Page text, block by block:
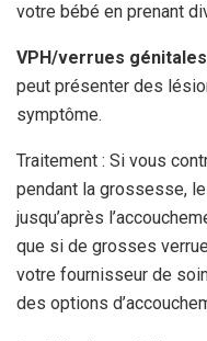
votre bébé en prenant
VPH/verrues génitales
peut présenter des
symptôme.
Traitement : Si vous
pendant la grossesse,
jusqu’après
que si de grosses
votre fournisseur de
des options